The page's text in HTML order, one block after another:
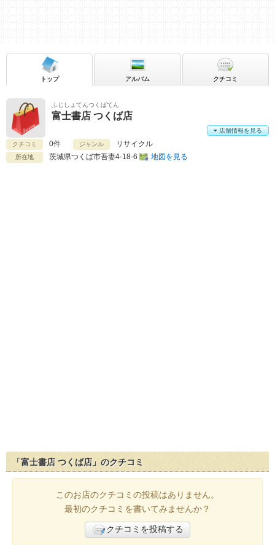
ふじしょてんつくばてん
富士書店 つくば店
クチコミ 0件 ジャンル リサイクル
所在地 茨城県つくば市吾妻4-18-6 地図を見る
店舗情報を見る
トップ アルバム クチコミ
「富士書店 つくば店」のクチコミ
このお店のクチコミの投稿はありません。
最初のクチコミを書いてみませんか？
クチコミを投稿する